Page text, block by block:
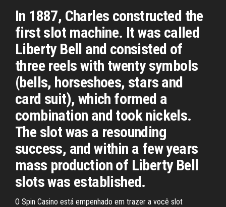
In 1887, Charles constructed the
first slot machine. It was called
Liberty Bell and consisted of
three reels with twenty symbols
(bells, horseshoes, stars and
card suit), which formed a
combination and took nickels.
The slot was a resounding
success, and within a few years
mass production of Liberty Bell
slots was established.
O Spin Casino está empenhado em trazer a você slot